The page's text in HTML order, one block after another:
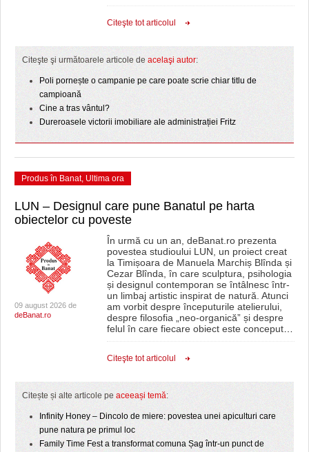
Citeşte tot articolul
Citeşte şi următoarele articole de acelaşi autor:
Poli pornește o campanie pe care poate scrie chiar titlu de
campioană
Cine a tras vântul?
Dureroasele victorii imobiliare ale administrației Fritz
Produs în Banat, Ultima ora
LUN – Designul care pune Banatul pe harta
obiectelor cu poveste
09 august 2026 de
deBanat.ro
În urmă cu un an, deBanat.ro prezenta
povestea studioului LUN, un proiect creat
la Timișoara de Manuela Marchiș Blînda și
Cezar Blînda, în care sculptura, psihologia
și designul contemporan se întâlnesc într-
un limbaj artistic inspirat de natură. Atunci
am vorbit despre începuturile atelierului,
despre filosofia „neo-organică” și despre
felul în care fiecare obiect este conceput…
Citeşte tot articolul
Citește și alte articole pe aceeași temă:
Infinity Honey – Dincolo de miere: povestea unei apiculturi care
pune natura pe primul loc
Family Time Fest a transformat comuna Șag într-un punct de